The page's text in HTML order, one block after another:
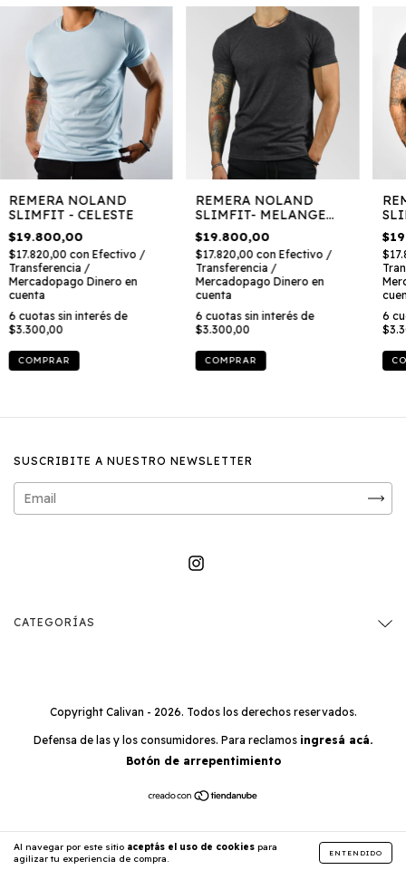
Al navegar por este sitio aceptás el uso de cookies para
agilizar tu experiencia de compra.
ENTENDIDO
REMERA NOLAND
SLIMFIT - CELESTE
$19.800,00
$17.820,00 con Efectivo /
Transferencia /
Mercadopago Dinero en
cuenta
6 cuotas sin interés de
$3.300,00
COMPRAR
REMERA NOLAND
SLIMFIT- MELANGE
OSCURO
$19.800,00
$17.820,00 con Efectivo /
Transferencia /
Mercadopago Dinero en
cuenta
6 cuotas sin interés de
$3.300,00
COMPRAR
6
SUSCRIBITE A NUESTRO NEWSLETTER
CATEGORÍAS
Copyright Calivan - 2026. Todos los derechos reservados.
Defensa de las y los consumidores. Para reclamos ingresá acá.
Botón de arrepentimiento